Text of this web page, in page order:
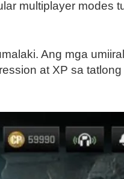
multiplayer modes
Ang mga
at XP sa